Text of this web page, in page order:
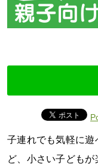
子連れでも気軽に
ど、小さい子ども